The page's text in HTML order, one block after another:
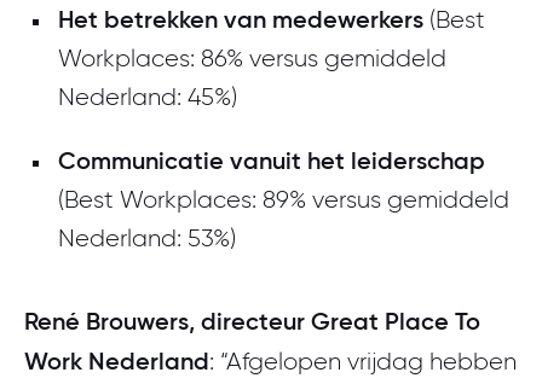
Het betrekken van medewerkers (Best
Workplaces: 86% versus gemiddeld
Nederland: 45%)
Communicatie vanuit het leiderschap
(Best Workplaces: 89% versus gemiddeld
Nederland: 53%)
René Brouwers, directeur Great Place To
Work Nederland: “Afgelopen vrijdag hebben